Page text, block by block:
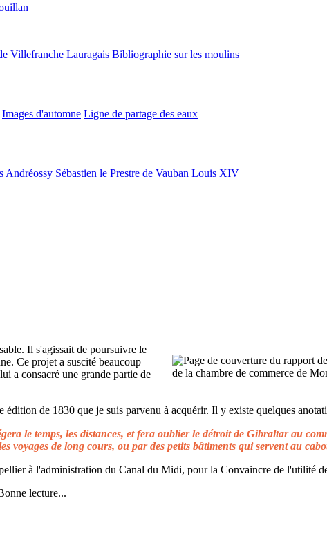
Villefranche Lauragais Bibliographie sur les moulins
Images d'automne Ligne de partage des eaux
Andréossy Sébastien le Prestre de Vauban Louis XIV
Il s'agissait de poursuivre le
Ce projet a suscité beaucoup
a consacré une grande partie de
de 1830 que je suis parvenu à acquérir. Il y existe quelques
le temps, les distances, et fera oublier le détroit de Gibraltar au
voyages de long cours, ou par des petits bâtiments qui servent au
à l'administration du Canal du Midi, pour la Convaincre de l'utilité
lecture...